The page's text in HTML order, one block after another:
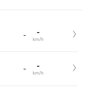
- -
km/h
- -
km/h